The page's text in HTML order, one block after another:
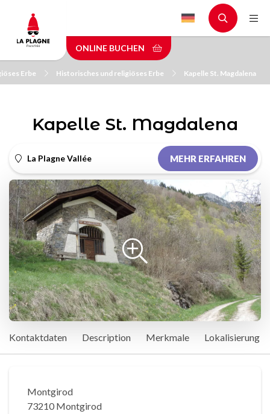
main
content
ONLINE BUCHEN
Erbe Historisches und religiöses Erbe Kapelle St. Magdalena
Kapelle St. Magdalena
La Plagne Vallée MEHR ERFAHREN
Kontaktdaten Description Merkmale Lokalisierung
Montgirod
73210 Montgirod